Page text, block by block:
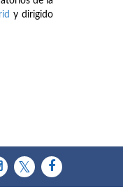
y dirigido